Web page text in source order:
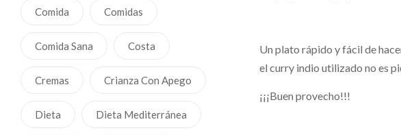
Comida Comidas
Comida Sana Costa
Cremas Crianza Con Apego
Dieta Dieta Mediterránea
Un plato rápido y fácil de
el curry indio utilizado no es
¡¡¡Buen provecho!!!